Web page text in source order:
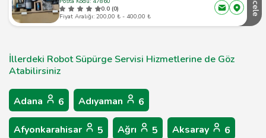
0.0 (0)
Fiyat Aralığı: 200,00 ₺ - 400,00 ₺
İncele
İllerdeki Robot Süpürge Servisi Hizmetlerine de Göz
Atabilirsiniz
Adana 6 Adıyaman 6
Afyonkarahisar 5 Ağrı 5 Aksaray 6